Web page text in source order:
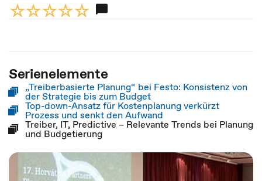
Serienelemente
„Treiberbasierte Planung“ bei Festo: Konsistenz von
der Strategie bis zum Budget
Top-down-Ansatz für Kostenplanung verkürzt
Prozess und senkt den Aufwand
Treiber, IT, Predictive – Relevante Trends bei Planung
und Budgetierung